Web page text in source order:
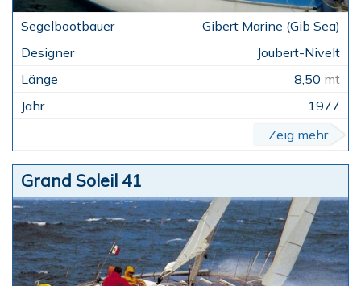
Gibert Marine (Gib Sea)
Joubert-Nivelt
8,50 mt
1977
Zeig mehr
Grand Soleil 41